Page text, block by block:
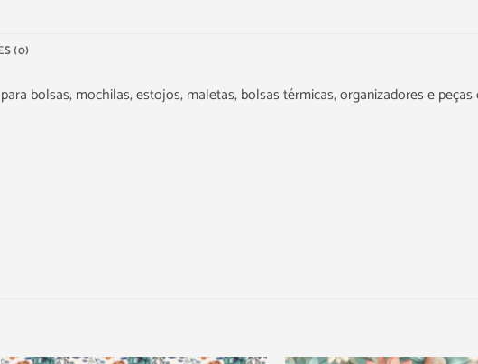
(0)
bolsas, mochilas, estojos, maletas, bolsas térmicas, organizadores e